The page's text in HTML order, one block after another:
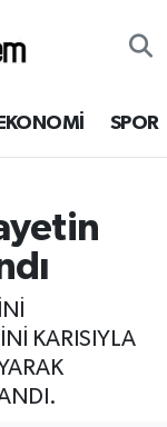
EKONOMİ SPOR
KARISIYLA